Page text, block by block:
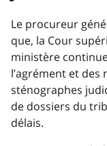
Le procureur
que, la Cour
ministère
l’agrément et
sténographes
de dossiers du
délais.